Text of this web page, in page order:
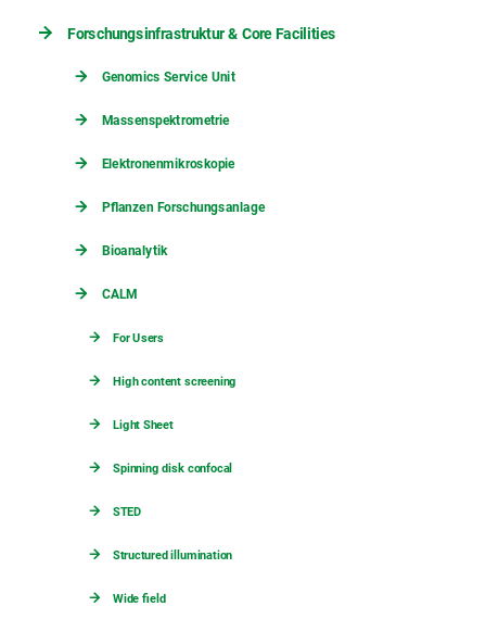
Forschungsinfrastruktur & Core Facilities
Genomics Service Unit
Massenspektrometrie
Elektronenmikroskopie
Pflanzen Forschungsanlage
Bioanalytik
CALM
For Users
High content screening
Light Sheet
Spinning disk confocal
STED
Structured illumination
Wide field